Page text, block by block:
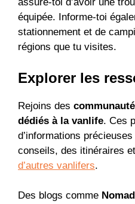
assure-toi d’avoir une
équipée. Informe-toi
stationnement et de
régions que tu visites.
Explorer les
Rejoins des
dédiés à la vanlife. Ces
d’informations
conseils, des itinéraires et
d’autres vanlifers.
Des blogs comme